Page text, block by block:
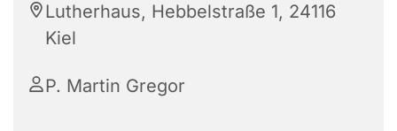
Lutherhaus, Hebbelstraße 1, 24116
Kiel
P. Martin Gregor